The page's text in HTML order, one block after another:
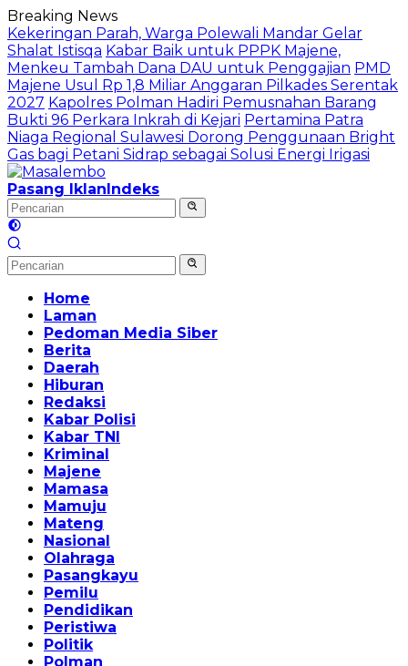
Langsung
ke
konten
Breaking News
Kekeringan Parah, Warga Polewali Mandar Gelar
Shalat Istisqa Kabar Baik untuk PPPK Majene,
Menkeu Tambah Dana DAU untuk Penggajian PMD
Majene Usul Rp 1,8 Miliar Anggaran Pilkades Serentak
2027 Kapolres Polman Hadiri Pemusnahan Barang
Bukti 96 Perkara Inkrah di Kejari Pertamina Patra
Niaga Regional Sulawesi Dorong Penggunaan Bright
Gas bagi Petani Sidrap sebagai Solusi Energi Irigasi
Pasang IklanIndeks
Home
Laman
Pedoman Media Siber
Berita
Daerah
Hiburan
Redaksi
Kabar Polisi
Kabar TNI
Kriminal
Majene
Mamasa
Mamuju
Mateng
Nasional
Olahraga
Pasangkayu
Pemilu
Pendidikan
Peristiwa
Politik
Polman